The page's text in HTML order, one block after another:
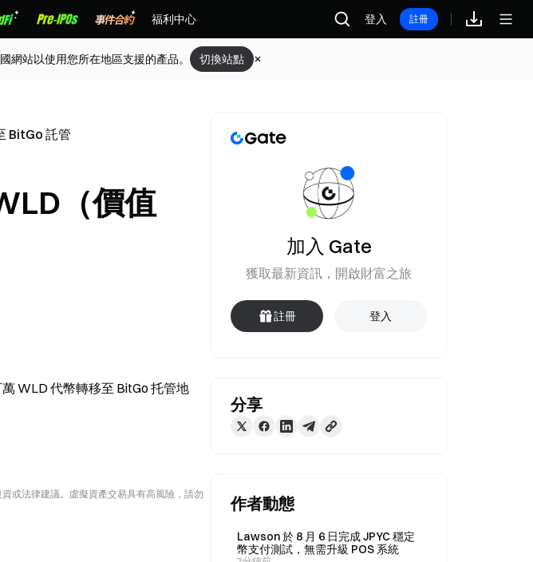
福利中心 登入 註冊
站以使用您所在地區支援的產品。 切換站點
BitGo 託管
（價值
WLD 代幣轉移至 BitGo 托管地
或法律建議。虛擬資產交易具有高風險，請勿
加入 Gate
獲取最新資訊，開啟財富之旅
註冊 登入
分享
作者動態
Lawson 於 8 月 6 日完成 JPYC 穩定
幣支付測試，無需升級 POS 系統